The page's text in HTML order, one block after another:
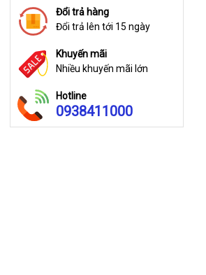
Đổi trả hàng
Đổi trả lên tới 15 ngày
Khuyến mãi
Nhiều khuyến mãi lớn
Hotline
0938411000